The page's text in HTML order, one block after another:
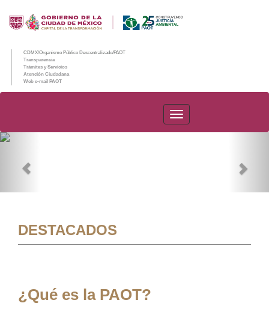
CDMX/Organismo Público Descentralizado/PAOT
Transparencia
Trámites y Servicios
Atención Ciudadana
Web e-mail PAOT
PAOT
DESTACADOS
¿Qué es la PAOT?